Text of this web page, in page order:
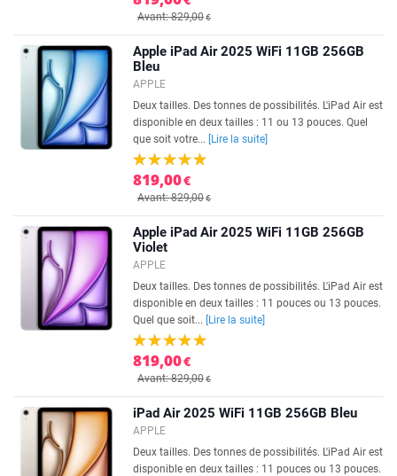
Avant: 829,00€
Apple iPad Air 2025 WiFi 11GB 256GB
Bleu
APPLE
Deux tailles. Des tonnes de possibilités. L'iPad Air est
disponible en deux tailles : 11 ou 13 pouces. Quel
que soit votre...
[Lire la suite]
819,00€
Avant: 829,00€
Apple iPad Air 2025 WiFi 11GB 256GB
Violet
APPLE
Deux tailles. Des tonnes de possibilités. L'iPad Air est
disponible en deux tailles : 11 pouces ou 13 pouces.
Quel que soit...
[Lire la suite]
819,00€
Avant: 829,00€
iPad Air 2025 WiFi 11GB 256GB Bleu
APPLE
Deux tailles. Des tonnes de possibilités. L'iPad Air est
disponible en deux tailles : 11 pouces ou 13 pouces.